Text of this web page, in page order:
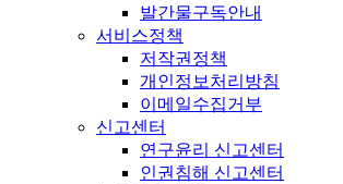
발간물구독안내
서비스정책
저작권정책
개인정보처리방침
이메일수집거부
신고센터
연구윤리 신고센터
인권침해 신고센터